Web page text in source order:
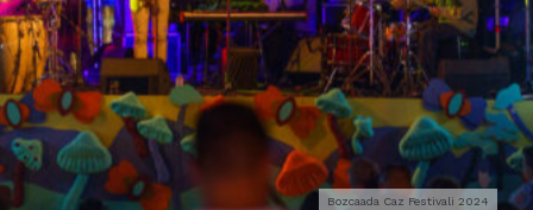
Bozcaada Caz Festivali 2024